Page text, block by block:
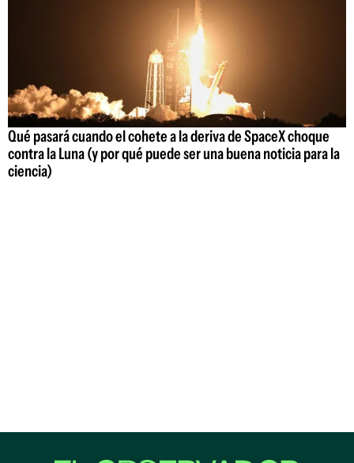
Qué pasará cuando el cohete a la deriva de SpaceX choque
contra la Luna (y por qué puede ser una buena noticia para la
ciencia)